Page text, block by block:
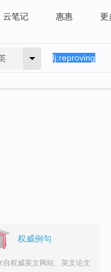
云笔记 惠惠 更
权威例句
自权威英文网站、英文论文